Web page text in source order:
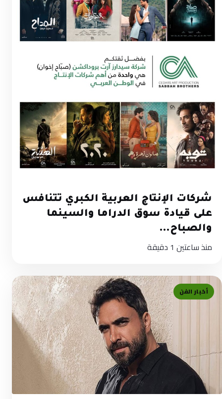
شركات الإنتاج العربية الكبري تتنافس
على قيادة سوق الدراما والسينما
والصباح…
منذ ساعتين 1 دقيقة
أخبار الفن